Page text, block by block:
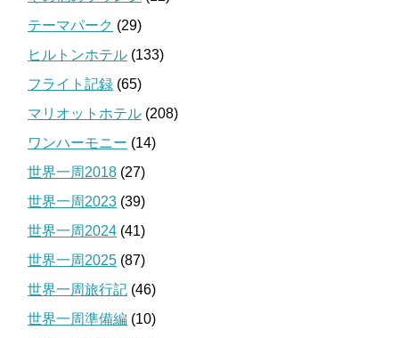
テーマパーク (29)
ヒルトンホテル (133)
フライト記録 (65)
マリオットホテル (208)
ワンハーモニー (14)
世界一周2018 (27)
世界一周2023 (39)
世界一周2024 (41)
世界一周2025 (87)
世界一周旅行記 (46)
世界一周準備編 (10)